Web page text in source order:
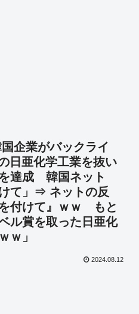
企業がバックライ
日亜化学工業を抜い
達成 韓国ネット
て」⇒ ネットの反
付けて』ｗｗ もと
ル賞を取った日亜化
ｗ」
2024.08.12